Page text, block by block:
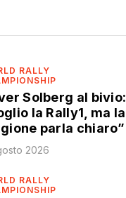
RALLY
Solberg al bivio:
la Rally1, ma la
parla chiaro”
2026
RALLY